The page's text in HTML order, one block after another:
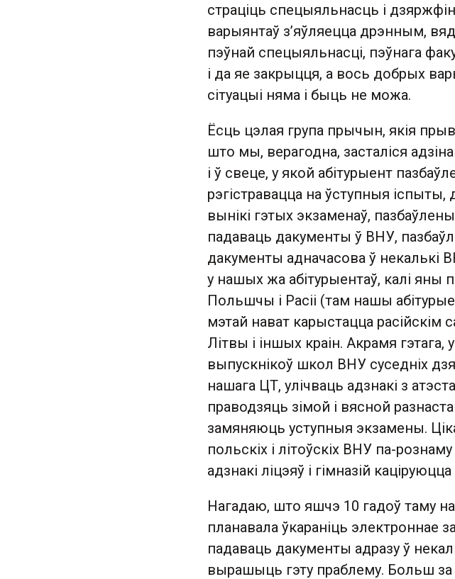
страціць спецыяльнасць і
варыянтаў з’яўляецца дрэнным,
пэўнай спецыяльнасці, пэўнага
і да яе закрыцця, а вось добрых
сітуацыі няма і быць не можа.
Ёсць цэлая група прычын, якія
што мы, верагодна, засталіся
і ў свеце, у якой абітурыент
рэгістравацца на ўступныя
вынікі гэтых экзаменаў,
падаваць дакументы ў ВНУ,
дакументы адначасова ў некалькі
у нашых жа абітурыентаў, калі
Польшчы і Расіі (там нашы
мэтай нават карыстацца расійскім
Літвы і іншых краін. Акрамя
выпускнікоў школ ВНУ суседніх
нашага ЦТ, улічваць адзнакі з
праводзяць зімой і вясной
замяняюць уступныя экзамены.
польскіх і літоўскіх ВНУ па-
адзнакі ліцэяў і гімназій
Нагадаю, што яшчэ 10 гадоў таму
планавала ўкараніць электроннае
падаваць дакументы адразу ў
вырашыць гэту праблему. Больш за